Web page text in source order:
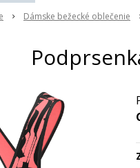
Dámske bežecké oblečenie